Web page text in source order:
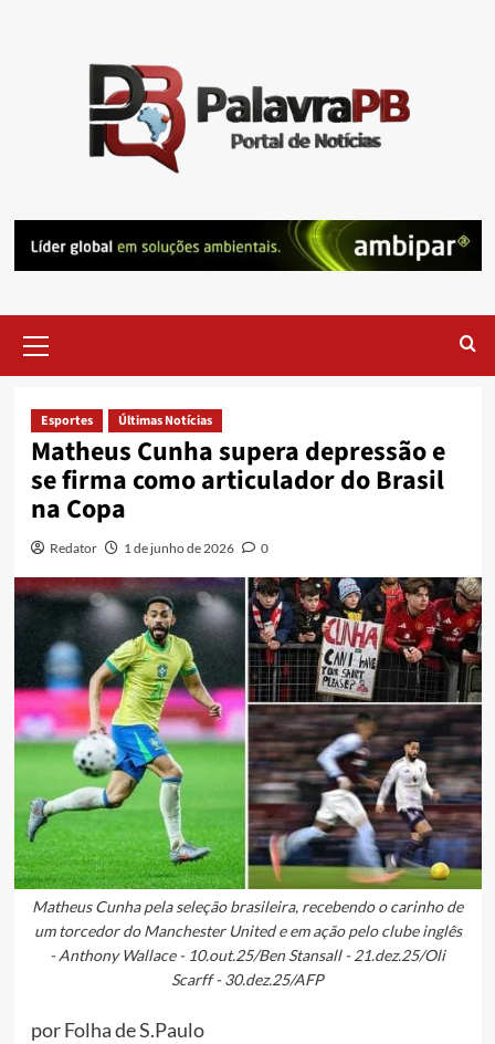
Menu
Esportes Últimas Notícias
Matheus Cunha supera depressão e
se firma como articulador do Brasil
na Copa
Redator 1 de junho de 2026 0
Matheus Cunha pela seleção brasileira, recebendo o carinho de
um torcedor do Manchester United e em ação pelo clube inglês
- Anthony Wallace - 10.out.25/Ben Stansall - 21.dez.25/Oli
Scarff - 30.dez.25/AFP
por Folha de S.Paulo